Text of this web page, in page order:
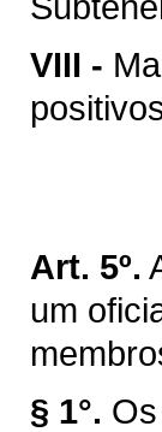
VIII -
Art. 5º.
um
§ 1°.